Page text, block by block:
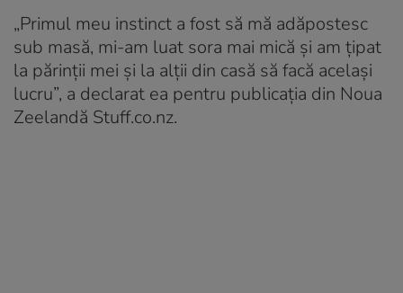
„Primul meu instinct a fost să mă adăpostesc
sub masă, mi-am luat sora mai mică și am țipat
la părinții mei și la alții din casă să facă același
lucru”, a declarat ea pentru publicația din Noua
Zeelandă Stuff.co.nz.